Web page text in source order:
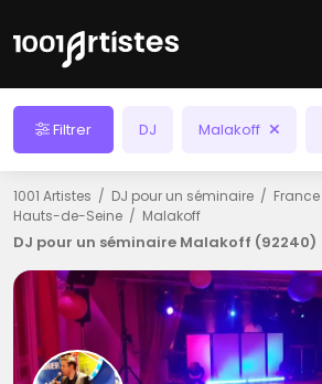
Filtrer DJ Malakoff
1001 Artistes DJ pour un séminaire France
Hauts-de-Seine
Malakoff
DJ pour un séminaire Malakoff (92240)